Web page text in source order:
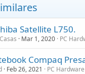
Satellite L750.
Mar 1, 2020 PC
Compaq
Feb 26, 2021 PC Hardware